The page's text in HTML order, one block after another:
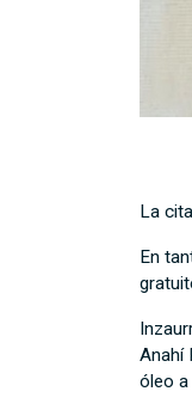
La
En
Anahí
óleo a